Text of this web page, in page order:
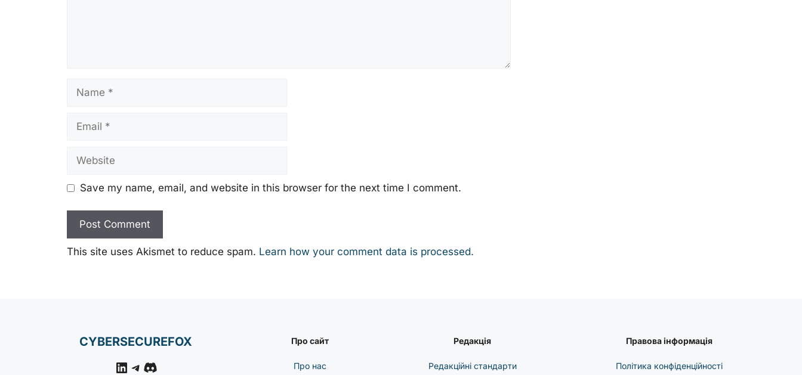
Save my name, email, and website in this browser for the next time I comment.
This site uses Akismet to reduce spam. Learn how your comment data is processed.
CYBERSECUREFOX
LinkedIn
Telegram
Discord
Про сайт
Про нас
Редакція
Редакційні стандарти
Правова інформація
Політика конфіденційності